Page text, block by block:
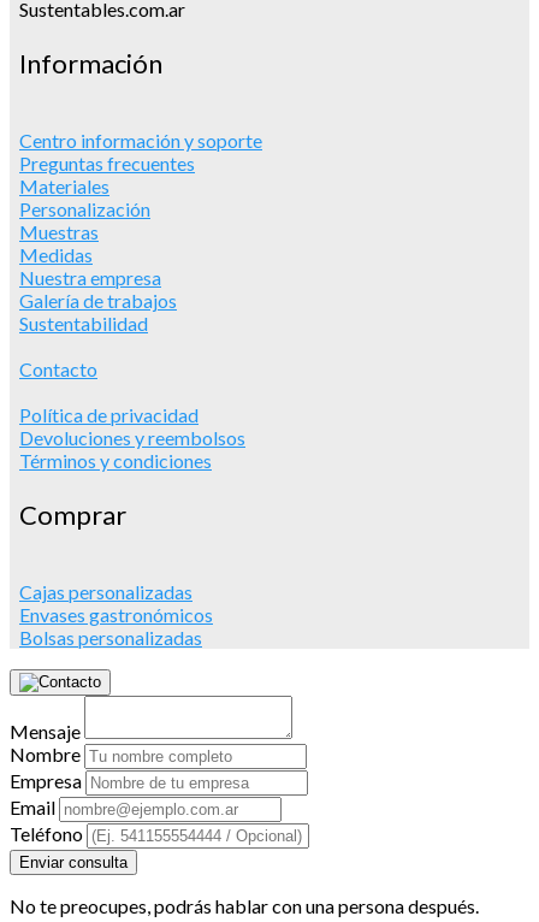
Información
Centro información y soporte
Preguntas frecuentes
Materiales
Personalización
Muestras
Medidas
Nuestra empresa
Galería de trabajos
Sustentabilidad
Contacto
Política de privacidad
Devoluciones y reembolsos
Términos y condiciones
Comprar
Cajas personalizadas
Envases gastronómicos
Bolsas personalizadas
Mensaje
Nombre
Empresa
Email
Teléfono
Enviar consulta
No te preocupes, podrás hablar con una persona después.